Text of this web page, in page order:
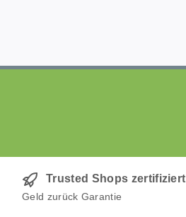
Trusted Shops zertifiziert
Geld zurück Garantie